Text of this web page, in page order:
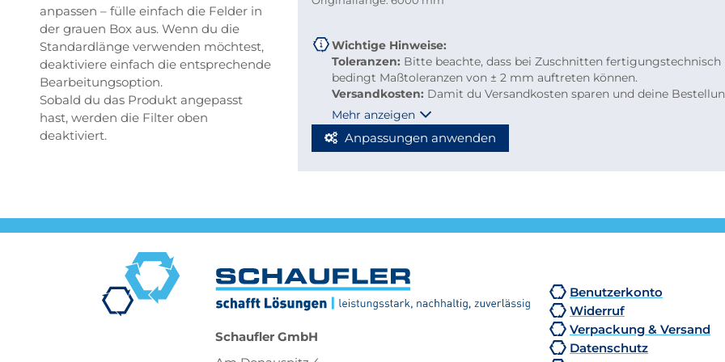
anpassen – fülle einfach die Felder in
der grauen Box aus. Wenn du die
Standardlänge verwenden möchtest,
deaktiviere einfach die entsprechende
Bearbeitungsoption.
Sobald du das Produkt angepasst
hast, werden die Filter oben
deaktiviert.
Wichtige Hinweise:
Toleranzen: Bitte beachte, dass bei Zuschnitten fertigungstechnisch
bedingt Maßtoleranzen von ± 2 mm auftreten können.
Versandkosten: Damit du Versandkosten sparen und deine
bequem per Paketdienst geliefert werden kann, beachte bitte folgende
Richtlinien für Kleinmengen-Zuschnitte
Stabmaterial: maximal 2.000 mm Länge
Berechnung: 2 × Breite + 1 × längste Seite (max. 2.000 mm)
Mehr anzeigen
Anpassungen anwenden
Schaufler GmbH
Benutzerkonto
Widerruf
Verpackung & Versand
Datenschutz